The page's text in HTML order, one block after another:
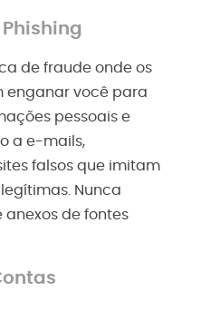
de fraude onde os
enganar você para
pessoais e
a e-mails,
falsos que imitam
Nunca
anexos de fontes